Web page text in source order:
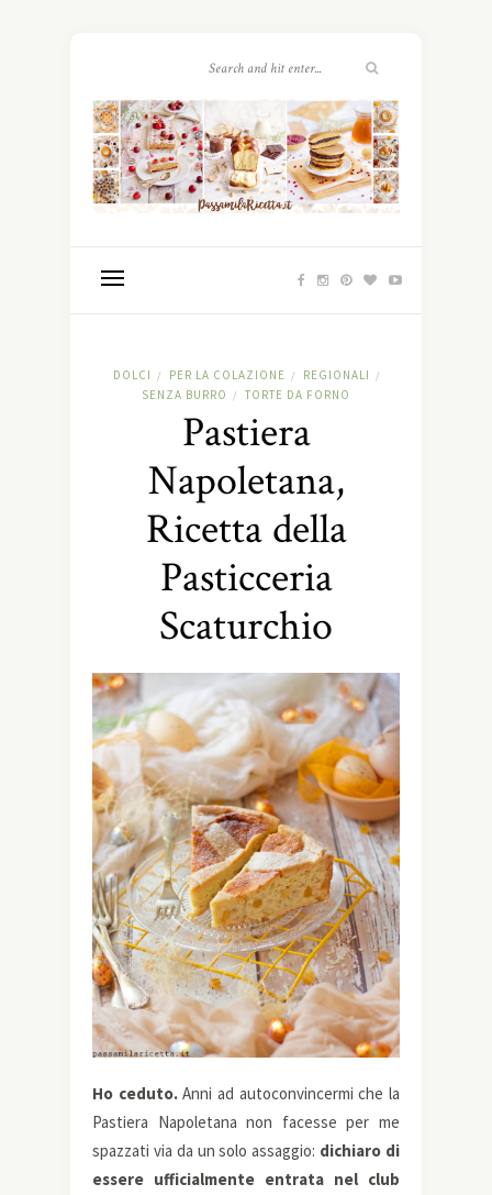
DOLCI / PER LA COLAZIONE / REGIONALI /
SENZA BURRO / TORTE DA FORNO
Pastiera
Napoletana,
Ricetta della
Pasticceria
Scaturchio
Ho ceduto.Anni ad autoconvincermi che la
Pastiera Napoletana non facesse per me
spazzati via da un solo assaggio: dichiaro di
essere ufficialmente entrata nel club